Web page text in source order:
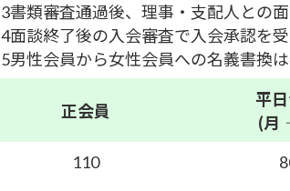
3書類審査通過後、理事・支配人との
4面談終了後の入会審査で入会承認を
5男性会員から女性会員への名義書換
正会員
平日
(月
110